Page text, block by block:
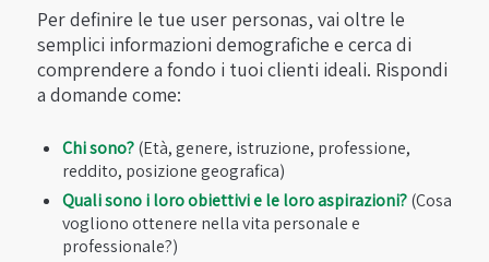
Per definire le tue user personas, vai oltre le
semplici informazioni demografiche e cerca di
comprendere a fondo i tuoi clienti ideali. Rispondi
a domande come:
Chi sono?(Età, genere, istruzione, professione,
reddito, posizione geografica)
Quali sono i loro obiettivi e le loro aspirazioni?(Cosa
vogliono ottenere nella vita personale e
professionale?)